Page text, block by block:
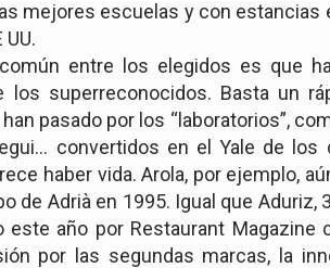
mejores escuelas y con estancias
UU.
entre los elegidos es que
los superreconocidos. Basta un
pasado por los “laboratorios”,
convertidos en el Yale de
haber vida. Arola, por ejemplo,
de Adrià en 1995. Igual que
este año por Restaurant
por las segundas marcas, la